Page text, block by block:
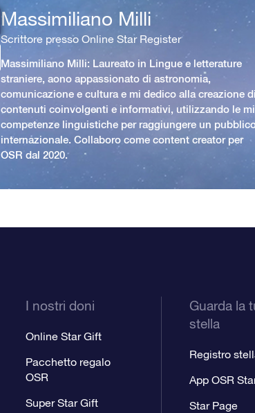
Massimiliano Milli
Scrittore presso Online Star Register
Massimiliano Milli: Laureato in Lingue e letterature
straniere, aono appassionato di astronomia,
comunicazione e cultura e mi dedico alla creazione di
contenuti coinvolgenti e informativi, utilizzando le
competenze linguistiche per raggiungere un
internazionale. Collaboro come content creator per
OSR dal 2020.
I nostri doni
Online Star Gift
Pacchetto regalo
OSR
Super Star Gift
Guarda la
stella
Registro
App OSR
Star Page